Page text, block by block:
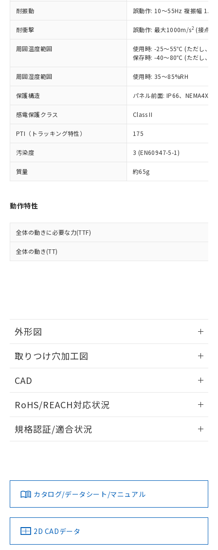
耐振動 誤動作: 10～55Hz 複振幅
耐衝撃 誤動作: 最大1000m/s2 (接点
周囲温度範囲
使用時: -25～55℃ (ただし、氷
保存時: -40～80℃ (ただし、氷
周囲湿度範囲 使用時: 35～85%RH
保護構造 パネル前面: IP66、NEMA4X,
感電保護クラス Class II
PTI（トラッキング特性） 175
汚染度 3 (EN60947-5-1)
質量 約65g
動作特性
全体の動きに必要な力(TTF)
全体の動き(TT)
外形図
取りつけ穴加工図
CAD
ドすることができます。
ログイン/会員登録
ダウンロードデータをご利用いただく前に、以下を必ずお読
みください。
ソフトウェアの使用条件
RoHS/REACH対応状況
EU RoHS 注意事項・凡例
対応済み
中国 RoHS 注意事項・凡例
規格認証/適合状況
LR型式承認
（イギリス
船舶規格）
DNV型式承認
（ノルウェー
BV型式承認
（フランス
KR型式
（韓国
No No No No
カタログ/データシート/マニュアル
2D CADデータ
記載している更新日時点での社内デー
タに基づき作成されるものであり、閲
覧された時点での実際の在庫および標
準価格とは異なる場合があることをご
正式な納期状況および標準価格はお客
様のお取引先、またはお客様担当のオ
ムロン制御機器販売店・当社販売員に
オムロン制御機器販売店や当社販売拠
販売ネットワーク
」をご確認
ください。
在庫状況および標準価格結果を当社の
事前の承諾なく第三者に漏洩または開
示しないようお願いします。
マイパーツ機能（部品リスト作成サー
ビス）をご利用いただくには、I-Web
メンバーズにご登録されている必要が
および当社の共同利用者が、当社の製
品・サービスに関するお客様との取
をご了承ください。
※当社の共同利用者とは、"個人情報
鉛(Pb) 1000ppm以下、 水銀(Hg) 1000ppm以下、 カド
六価クロム(Cr(Ⅵ)) 1000ppm以下、ポリ臭化ビフェニル
類(PBB) 1000ppm以下、ポリ臭化ジフェニルエーテル類
(PBDE) 1000ppm以下、フタル酸ビス(2-エチルヘキシ
ル) (DEHP)(別名：DOP) 1000ppm以下、フタル酸ブチ
ルベンジル（BBP） 1000ppm以下、フタル酸ジブチル
（DBP） 1000ppm以下、フタル酸ジイソブチル
(DIBP) 1000ppm以下
但し、RoHS指令で産業用監視および制御機器に対する
適用除外項目は除く。
フタル酸エステル類の４物質については閾値を超える意
図的な使用がないことを確認しています。
※2 対応予定月
部品在庫の切り替え状況などにより、予定
月が前後することがあります。
下記の非含有証明書をダウンロードするこ
とができます。
EU RoHS指令（10物質）の非含有証明書
物質の対応では、対応完了までの期間は出
荷製品に未対応品が混在することから備考
既に当社にて対応品への在庫切替を完了
していることから、特段のことがない限
り、2022年1月12日より割愛しておりま
*中国RoHS10物質の基準値 (GB/T26572)：
Pb(鉛) :1000ppm、 Hg(水銀) : 1000ppm、 Cd(カドミウ
Cr(Ⅵ)(六価クロム) : 1000ppm、 PBBs(ポリ臭化ビフェ
ニル類) : 1000ppm、 PBDEs(ポリ臭化ジフェニルエーテ
ル) : 1000ppm、
DEHP(フタル酸ビス(2-エチルヘキシル)) : 1000ppm
※2 環境保護使用期限
「ｅ」：有害物質（10物質）のすべてが基
準値以下であることを示します。
「10」：通常の使用状況下において有害物
質が外部に漏えいし、環境に深刻な影響を
及ぼさない年数を意味します。
（以下｢規制貨物等」という）を輸出
または国外への提供する場合は、日本
国政府の輸出許可(または役務取引許
可)を取得するなどの必要な手続きを
当社は規制貨物を破棄する場合は、完
全に破砕するなど、違法に輸出されな
いよう必要な手段を講じます。
当社は貴社製品を、核兵器、ミサイ
ル、化学兵器、生物兵器またはその他
武器並びにこれらの製造装置等に一切
使用いたしません。
当社は、貴社製品を第三者に販売する
場合は、上記1、2および3の内容を当
該第三者に通知します。また当社は、
販売先および販売に係わる関係者が違
法に輸出するおそれがある場合は、取
り引きをいたしません。
○ 一定数以上の在庫あり
△ 一定数には満たないが在庫あり
在庫なし(最新の在庫状況につ
いては、お客様のお取引先、ま
たはお客様担当のオムロン制御
機器販売店・当社販売員にご確
認ください)
受注生産機種、また在庫状況の
情報を公開していない機種